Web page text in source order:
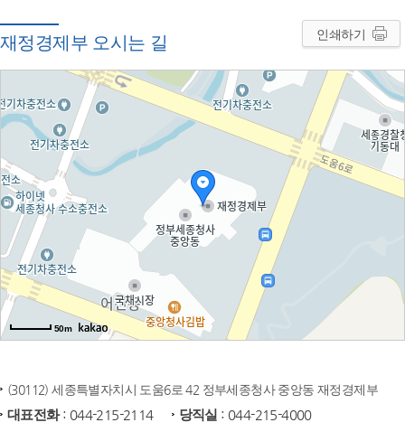
재정경제부 오시는 길 인쇄하기
50m
(30112) 세종특별자치시 도움6로 42 정부세종청사 중앙동 재정경제부
대표전화: 044-215-2114 당직실 : 044-215-4000